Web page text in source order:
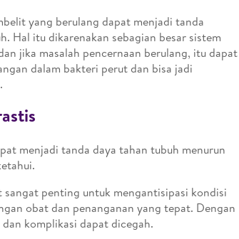
yang berulang dapat menjadi tanda
Hal itu dikarenakan sebagian besar sistem
jika masalah pencernaan berulang, itu dapat
dalam bakteri perut dan bisa jadi
menjadi tanda daya tahan tubuh menurun
penting untuk mengantisipasi kondisi
obat dan penanganan yang tepat. Dengan
komplikasi dapat dicegah.